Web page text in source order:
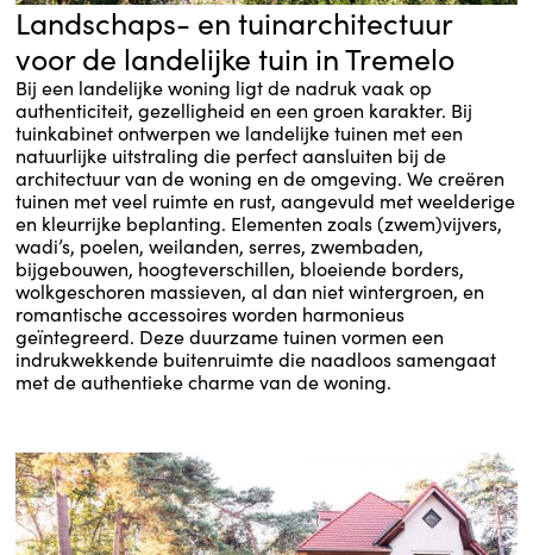
Landschaps- en tuinarchitectuur
voor de landelijke tuin in Tremelo
Bij een landelijke woning ligt de nadruk vaak op
authenticiteit, gezelligheid en een groen karakter. Bij
tuinkabinet ontwerpen we landelijke tuinen met een
natuurlijke uitstraling die perfect aansluiten bij de
architectuur van de woning en de omgeving. We creëren
tuinen met veel ruimte en rust, aangevuld met weelderige
en kleurrijke beplanting. Elementen zoals (zwem)vijvers,
wadi’s, poelen, weilanden, serres, zwembaden,
bijgebouwen, hoogteverschillen, bloeiende borders,
wolkgeschoren massieven, al dan niet wintergroen, en
romantische accessoires worden harmonieus
geïntegreerd. Deze duurzame tuinen vormen een
indrukwekkende buitenruimte die naadloos samengaat
met de authentieke charme van de woning.